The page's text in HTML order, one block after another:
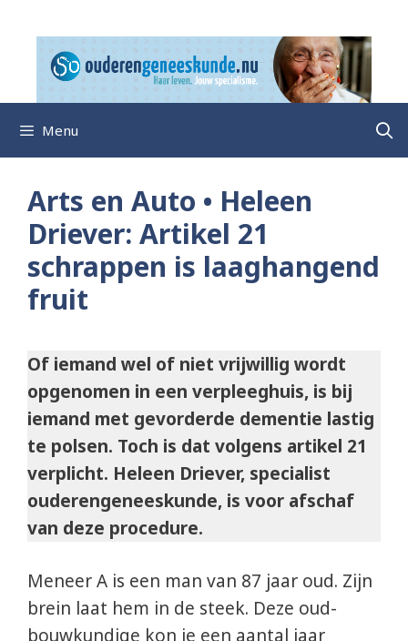
naar
Menu
Arts en Auto • Heleen
Driever: Artikel 21
schrappen is laaghangend
fruit
Of iemand wel of niet vrijwillig wordt
opgenomen in een verpleeghuis, is bij
iemand met gevorderde dementie lastig
te polsen. Toch is dat volgens artikel 21
verplicht. Heleen Driever, specialist
ouderengeneeskunde, is voor afschaf
van deze procedure.
Meneer A is een man van 87 jaar oud. Zijn
brein laat hem in de steek. Deze oud-
bouwkundige kon je een aantal jaar